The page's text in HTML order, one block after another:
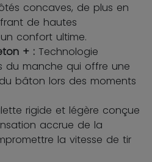
concaves, de plus en
de hautes
confort ultime.
+ : Technologie
du manche qui offre une
bâton lors des moments
rigide et légère conçue
accrue de la
la vitesse de tir